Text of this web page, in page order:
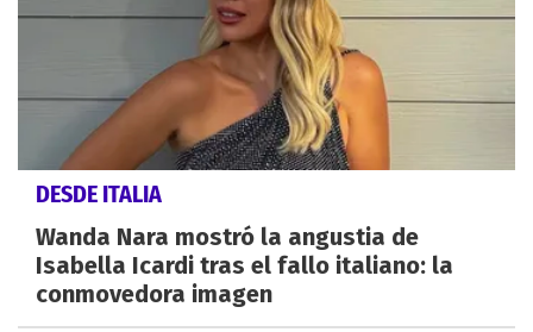
DESDE ITALIA
Wanda Nara mostró la angustia de
Isabella Icardi tras el fallo italiano: la
conmovedora imagen